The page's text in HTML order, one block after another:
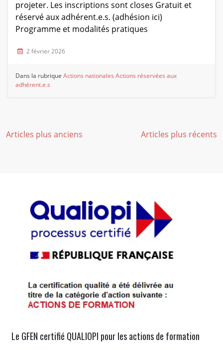
projeter. Les inscriptions sont closes Gratuit et
réservé aux adhérent.e.s. (adhésion ici)
Programme et modalités pratiques
2 février 2026
Dans la rubriqueActions nationales Actions réservées aux
adhérent.e.s
Navigation
Articles plus anciens Articles plus récents
Le GFEN certifié QUALIOPI pour les actions de formation